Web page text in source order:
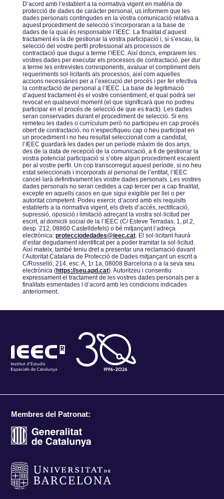
Dʼacord amb lʼestablert a la normativa vigent en matèria de
protecció de dades de caràcter personal, us informem que les
dades personals contingudes en la vostra comunicació relativa a
aquest procediment de selecció sʼincorporaran a la base de
dades de la qual és responsable lʼIEEC. La finalitat dʼaquest
tractament és la de gestionar la vostra participació i, si sʼescau, la
selecció del vostre perfil professional als processos de
contractació que dugui a terme lʼIEEC. Així doncs, emprarem les
vostres dades per executar els processos de contractació, per dur
a terme les entrevistes corresponents, avaluar el compliment dels
requeriments sol·licitants als processos, així com aquelles
accions necessàries per a lʼexecució del procés i per fer efectiva
la contractació de personal a lʼIEEC. La base de legitimació
dʼaquest tractament és el vostre consentiment, el qual podrà ser
revocat en qualsevol moment (el que significarà que no podreu
participar en el procés de selecció de que es tracti). Les dades
seran conservades durant el procediment de selecció. Si ens
remeteu les dades o currículum però no participeu en cap procés
obert de contractació, no nʼespecifiqueu cap o heu participat en
un procediment i no heu resultat seleccionat com a candidat,
lʼIEEC guardarà les dades per un període màxim de dos anys,
des de la data de recepció de la comunicació, a fi de gestionar la
vostra potencial participació si sʼobre algun procediment escaient
per al vostre perfil. Un cop transcorregut aquest període, si no heu
estat seleccionats i incorporats al personal de lʼentitat, lʼIEEC
cancel·larà definitivament les vostre dades personals. Les vostres
dades personals no seran cedides a cap tercer per a cap finalitat,
excepte en aquells casos en que sigui exigible per llei o per
autoritat competent. Podeu exercir, dʼacord amb els requisits
establerts a la normativa vigent, els drets dʼaccés, rectificació,
supressió, oposició i limitació adreçant la vostra sol·licitud per
escrit, al domicili social de la lʼIEEC (C/ Esteve Terradas, 1, pl.2,
desp. 212, 08860 Castelldefels) o bé mitjançant lʼadreça
electrònica: protecciodedades@ieec.cat. El sol·licitant haurà
dʼestar degudament identificat per a poder tramitar la sol·licitud.
Així mateix, també teniu dret a presentar una reclamació davant
lʼAutoritat Catalana de Protecció de Dades mitjançant un escrit a
C/Rosselló, 214, esc. A, 1r 1a, 08008 Barcelona o a la seva seu
electrònica (https://seu.apd.cat). Autoritzeu i consentiu
expressament el tractament de les vostres dades personals per a
finalitats esmentades i dʼacord amb les condicions indicades
anteriorment.
Membres del Patronat: